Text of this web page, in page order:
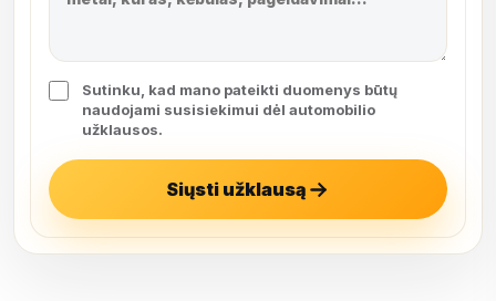
Sutinku, kad mano pateikti duomenys būtų
naudojami susisiekimui dėl automobilio
užklausos.
Siųsti užklausą